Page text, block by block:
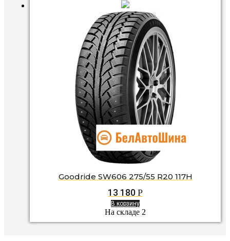
Goodride SW606 275/55 R20 117H
13 180 Р
В корзину
На складе 2